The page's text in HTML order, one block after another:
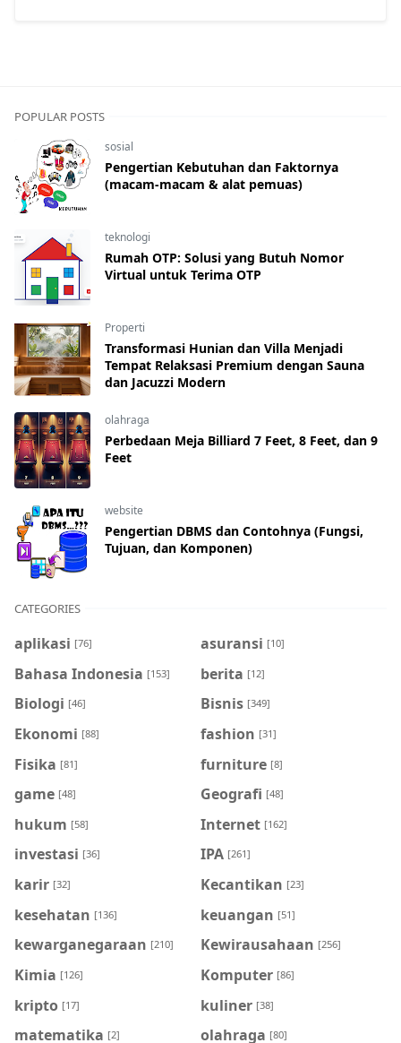
POPULAR POSTS
sosial
Pengertian Kebutuhan dan Faktornya
(macam-macam & alat pemuas)
teknologi
Rumah OTP: Solusi yang Butuh Nomor
Virtual untuk Terima OTP
Properti
Transformasi Hunian dan Villa Menjadi
Tempat Relaksasi Premium dengan Sauna
dan Jacuzzi Modern
olahraga
Perbedaan Meja Billiard 7 Feet, 8 Feet, dan 9
Feet
website
Pengertian DBMS dan Contohnya (Fungsi,
Tujuan, dan Komponen)
CATEGORIES
aplikasi [76] asuransi [10]
Bahasa Indonesia [153] berita [12]
Biologi [46] Bisnis [349]
Ekonomi [88] fashion [31]
Fisika [81] furniture [8]
game [48] Geografi [48]
hukum [58] Internet [162]
investasi [36] IPA [261]
karir [32] Kecantikan [23]
kesehatan [136] keuangan [51]
kewarganegaraan [210] Kewirausahaan [256]
Kimia [126] Komputer [86]
kripto [17] kuliner [38]
matematika [2] olahraga [80]